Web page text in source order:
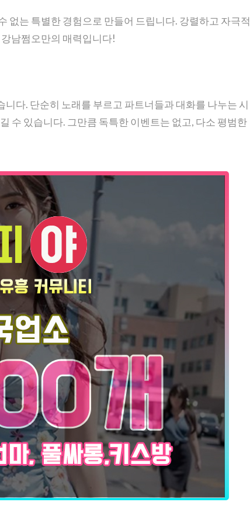
없는 특별한 경험으로 만들어 드립니다. 강렬하고 자극적
남쩜오만의 매력입니다!
다. 단순히 노래를 부르고 파트너들과 대화를 나누는 시
수 있습니다. 그만큼 독특한 이벤트는 없고, 다소 평범한